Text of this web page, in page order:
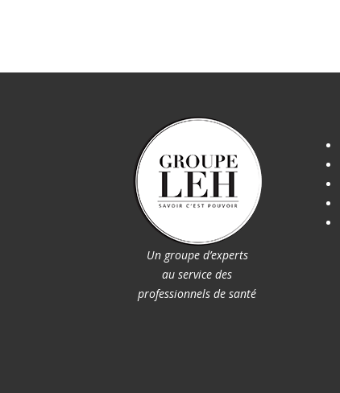
Un groupe d’experts
au service des
professionnels de santé